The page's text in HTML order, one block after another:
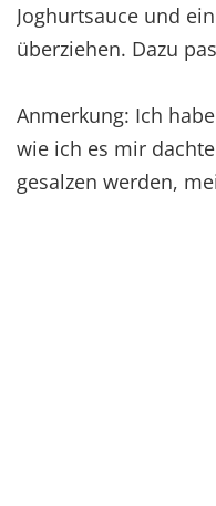
Joghurtsauce und
überziehen. Dazu
Anmerkung: Ich
wie ich es mir
gesalzen werden,